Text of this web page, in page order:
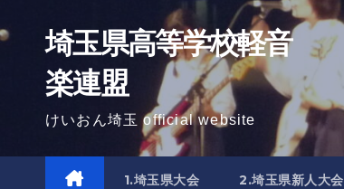
to
埼玉県高等学校軽音
楽連盟
けいおん埼玉 official website
1.埼玉県大会 2.埼玉県新人大会